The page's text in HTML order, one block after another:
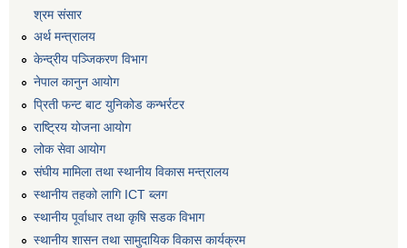
श्रम संसार
अर्थ मन्त्रालय
केन्द्रीय पञ्जिकरण विभाग
नेपाल कानुन आयोग
प्रिती फन्ट बाट युनिकोड कन्भर्रटर
राष्ट्रिय योजना आयोग
लोक सेवा आयोग
संघीय मामिला तथा स्थानीय विकास मन्त्रालय
स्थानीय तहको लागि ICT ब्लग
स्थानीय पूर्वाधार तथा कृषि सडक विभाग
स्थानीय शासन तथा सामुदायिक विकास कार्यक्रम